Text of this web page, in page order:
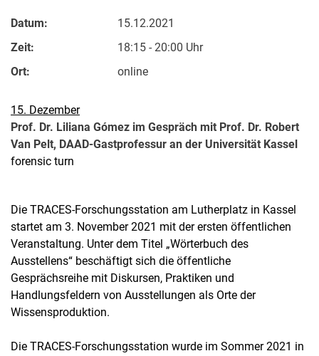
Datum:
15.12.2021
Zeit:
18:15 - 20:00 Uhr
Ort:
online
15. Dezember
Prof. Dr. Liliana Gómez im Gespräch mit Prof. Dr. Robert
Van Pelt, DAAD-Gastprofessur an der Universität Kassel
forensic turn
Die TRACES-Forschungsstation am Lutherplatz in Kassel
startet am 3. November 2021 mit der ersten öffentlichen
Veranstaltung. Unter dem Titel „Wörterbuch des
Ausstellens“ beschäftigt sich die öffentliche
Gesprächsreihe mit Diskursen, Praktiken und
Handlungsfeldern von Ausstellungen als Orte der
Wissensproduktion.
Die TRACES-Forschungsstation wurde im Sommer 2021 in